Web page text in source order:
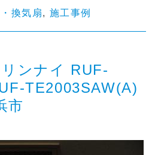
換気扇, 施工事例
ンナイ RUF-
TE2003SAW(A)
市